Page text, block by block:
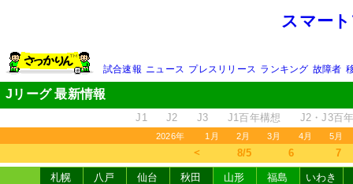
スマー
試合速報 ニュース プレスリリース ランキング 故障者
Jリーグ 最新情報
J1 J2 J3 J1百年構想 J2・J3百
2026年 1月 2月 3月 4月 5月
＜ 8/5 6 7
札幌 八戸 仙台 秋田 山形 福島
いわき